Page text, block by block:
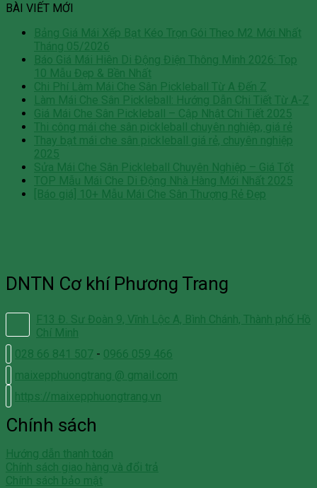
BÀI VIẾT MỚI
Bảng Giá Mái Xếp Bạt Kéo Trọn Gói Theo M2 Mới Nhất
Tháng 05/2026
Báo Giá Mái Hiên Di Động Điện Thông Minh 2026: Top
10 Mẫu Đẹp & Bền Nhất
Chi Phí Làm Mái Che Sân Pickleball Từ A Đến Z
Làm Mái Che Sân Pickleball: Hướng Dẫn Chi Tiết Từ A-Z
Giá Mái Che Sân Pickleball – Cập Nhật Chi Tiết 2025
Thi công mái che sân pickleball chuyên nghiệp, giá rẻ
Thay bạt mái che sân pickleball giá rẻ, chuyên nghiệp
2025
Sửa Mái Che Sân Pickleball Chuyên Nghiệp – Giá Tốt
TOP Mẫu Mái Che Di Động Nhà Hàng Mới Nhất 2025
[Báo giá] 10+ Mẫu Mái Che Sân Thượng Rẻ Đẹp
DNTN Cơ khí Phương Trang
F13 Đ. Sư Đoàn 9, Vĩnh Lộc A, Bình Chánh, Thành phố Hồ
Chí Minh
028 66 841 507 - 0966 059 466
maixepphuongtrang @ gmail.com
https://maixepphuongtrang.vn
Chính sách
Hướng dẫn thanh toán
Chính sách giao hàng và đổi trả
Chính sách bảo mật